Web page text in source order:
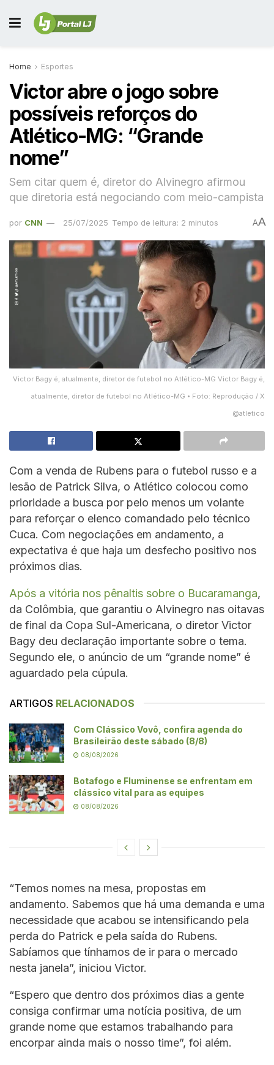
Home Esportes
Victor abre o jogo sobre
possíveis reforços do
Atlético-MG: “Grande
nome”
Sem citar quem é, diretor do Alvinegro afirmou
que diretoria está negociando com meio-campista
por CNN 25/07/2025 Tempo de leitura: 2 minutos AA
Victor Bagy é, atualmente, diretor de futebol no Atlético-MG Victor Bagy é,
atualmente, diretor de futebol no Atlético-MG • Foto: Reprodução / X
@atletico
Com a venda de Rubens para o futebol russo e a
lesão de Patrick Silva, o Atlético colocou como
prioridade a busca por pelo menos um volante
para reforçar o elenco comandado pelo técnico
Cuca. Com negociações em andamento, a
expectativa é que haja um desfecho positivo nos
próximos dias.
Após a vitória nos pênaltis sobre o Bucaramanga,
da Colômbia, que garantiu o Alvinegro nas oitavas
de final da Copa Sul-Americana, o diretor Victor
Bagy deu declaração importante sobre o tema.
Segundo ele, o anúncio de um “grande nome” é
aguardado pela cúpula.
ARTIGOS RELACIONADOS
Com Clássico Vovô, confira agenda do
Brasileirão deste sábado (8/8)
08/08/2026
Botafogo e Fluminense se enfrentam em
clássico vital para as equipes
08/08/2026
“Temos nomes na mesa, propostas em
andamento. Sabemos que há uma demanda e uma
necessidade que acabou se intensificando pela
perda do Patrick e pela saída do Rubens.
Sabíamos que tínhamos de ir para o mercado
nesta janela”, iniciou Victor.
“Espero que dentro dos próximos dias a gente
consiga confirmar uma notícia positiva, de um
grande nome que estamos trabalhando para
encorpar ainda mais o nosso time”, foi além.